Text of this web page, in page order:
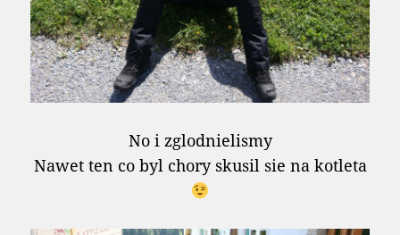
No i zglodnielismy
Nawet ten co byl chory skusil sie na kotleta